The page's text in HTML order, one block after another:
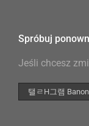
Spróbuj
Jeśli chcesz
Szukaj